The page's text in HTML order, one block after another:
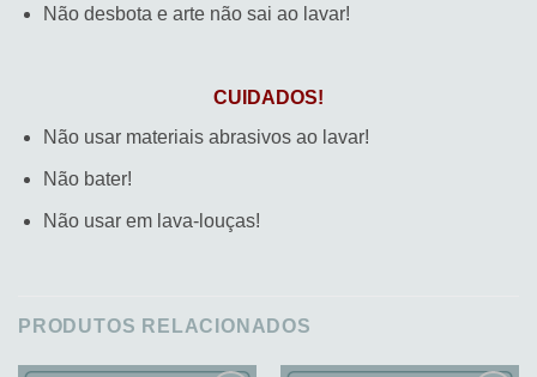
Não desbota e arte não sai ao lavar!
CUIDADOS!
Não usar materiais abrasivos ao lavar!
Não bater!
Não usar em lava-louças!
PRODUTOS RELACIONADOS